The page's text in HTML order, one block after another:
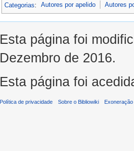
Categorias: Autores por apelido Autores
Esta página foi
Dezembro de 2016.
Esta página foi
Política de privacidade Sobre o Bibliowiki